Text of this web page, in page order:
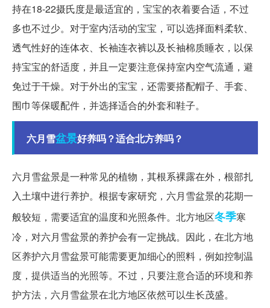
持在18-22摄氏度是最适宜的，宝宝的衣着要合适，不过
多也不过少。对于室内活动的宝宝，可以选择面料柔软、
透气性好的连体衣、长袖连衣裤以及长袖棉质睡衣，以保
持宝宝的舒适度，并且一定要注意保持室内空气流通，避
免过于干燥。对于外出的宝宝，还需要搭配帽子、手套、
围巾等保暖配件，并选择适合的外套和鞋子。
六月雪盆景好养吗？适合北方养吗？
六月雪盆景是一种常见的植物，其根系裸露在外，根部扎
入土壤中进行养护。根据专家研究，六月雪盆景的花期一
般较短，需要适宜的温度和光照条件。北方地区冬季寒
冷，对六月雪盆景的养护会有一定挑战。因此，在北方地
区养护六月雪盆景可能需要更加细心的照料，例如控制温
度，提供适当的光照等。不过，只要注意合适的环境和养
护方法，六月雪盆景在北方地区依然可以生长茂盛。